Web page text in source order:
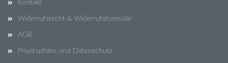
Kontakt
Widerrufsrecht & Widerrufsformular
AGB
Privatsphäre und Datenschutz